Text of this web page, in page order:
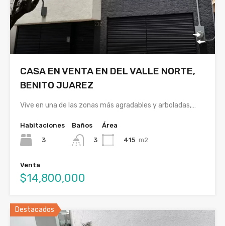
CASA EN VENTA EN DEL VALLE NORTE,
BENITO JUAREZ
Vive en una de las zonas más agradables y arboladas,…
Habitaciones
3
Baños
3
Área
415 m2
Venta
$14,800,000
Destacados